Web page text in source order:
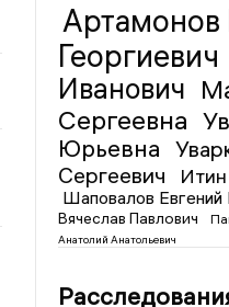
Артамонов
Георгиевич
Иванович
Сергеевна
Юрьевна
Сергеевич
Шаповалов
Вячеслав Павлович
Анатолий Анатольевич